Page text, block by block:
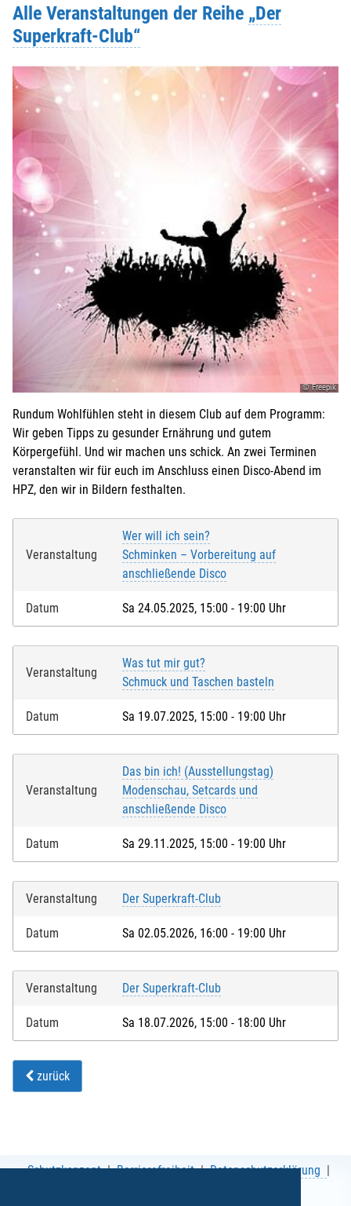
Alle Veranstaltungen der Reihe „Der
Superkraft-Club“
© Freepik
Rundum Wohlfühlen steht in diesem Club auf dem Programm:
Wir geben Tipps zu gesunder Ernährung und gutem
Körpergefühl. Und wir machen uns schick. An zwei Terminen
veranstalten wir für euch im Anschluss einen Disco-Abend im
HPZ, den wir in Bildern festhalten.
Veranstaltung
Wer will ich sein?
Schminken – Vorbereitung auf
anschließende Disco
Datum Sa 24.05.2025, 15:00 - 19:00 Uhr
Veranstaltung
Was tut mir gut?
Schmuck und Taschen basteln
Datum Sa 19.07.2025, 15:00 - 19:00 Uhr
Veranstaltung
Das bin ich! (Ausstellungstag)
Modenschau, Setcards und
anschließende Disco
Datum Sa 29.11.2025, 15:00 - 19:00 Uhr
Veranstaltung Der Superkraft-Club
Datum Sa 02.05.2026, 16:00 - 19:00 Uhr
Veranstaltung Der Superkraft-Club
Datum Sa 18.07.2026, 15:00 - 18:00 Uhr
zurück
Schutzkonzept Barrierefreiheit
Datenschutzerklärung